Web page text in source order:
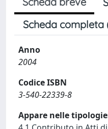
Scheda completa
Anno
2004
Codice ISBN
3-540-22339-8
Appare nelle